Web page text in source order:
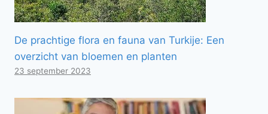
De prachtige flora en fauna van Turkije: Een
overzicht van bloemen en planten
23 september 2023